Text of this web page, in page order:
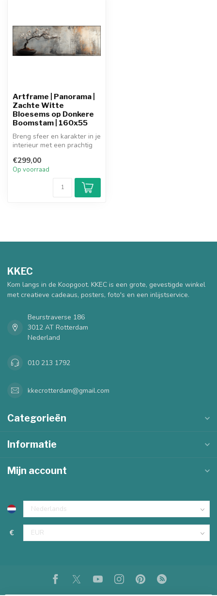
Artframe | Panorama |
Zachte Witte
Bloesems op Donkere
Boomstam | 160x55
Breng sfeer en karakter in je
interieur met een prachtig
€299,00
Op voorraad
KKEC
Kom langs in de Koopgoot. KKEC is een grote, gevestigde winkel
met creatieve cadeaus, posters, foto's en een inlijstservice.
Beurstraverse 186
3012 AT Rotterdam
Nederland
010 213 1792
kkecrotterdam@gmail.com
Categorieën
Informatie
Mijn account
€